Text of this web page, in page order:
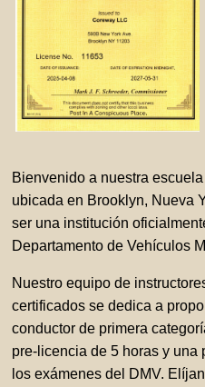
Bienvenido a nuestra
ubicada en Brooklyn, Nueva
ser una institución
Departamento de Vehículos
Nuestro equipo de
certificados se dedica a
conductor de primera
pre-licencia de 5 horas y una
los exámenes del DMV.